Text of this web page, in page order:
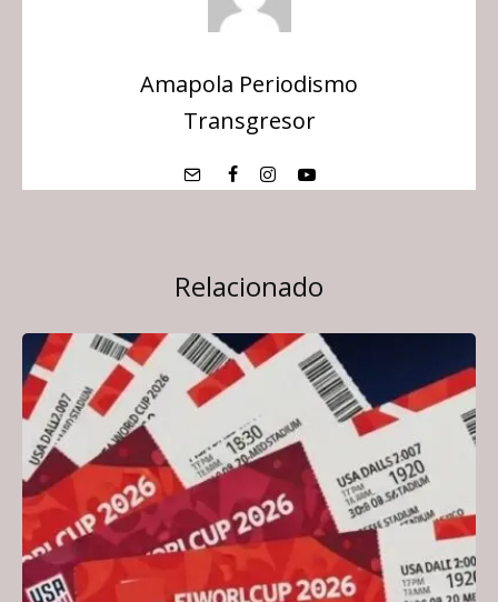
Amapola Periodismo
Transgresor
Relacionado